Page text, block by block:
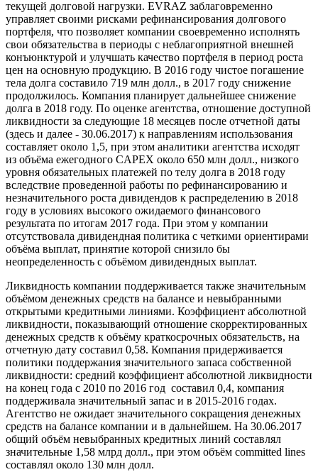
текущей долговой нагрузки. EVRAZ заблаговременно
управляет своими рисками рефинансирования долгового
портфеля, что позволяет компании своевременно исполнять
свои обязательства в периоды с неблагоприятной внешней
конъюнктурой и улучшать качество портфеля в период роста
цен на основную продукцию. В 2016 году чистое погашение
тела долга составило 719 млн долл., в 2017 году снижение
продолжилось. Компания планирует дальнейшее снижение
долга в 2018 году. По оценке агентства, отношение доступной
ликвидности за следующие 18 месяцев после отчетной даты
(здесь и далее - 30.06.2017) к направлениям использования
составляет около 1,5, при этом аналитики агентства исходят
из объёма ежегодного CAPEX около 650 млн долл., низкого
уровня обязательных платежей по телу долга в 2018 году
вследствие проведенной работы по рефинансированию и
незначительного роста дивидендов к распределению в 2018
году в условиях высокого ожидаемого финансового
результата по итогам 2017 года. При этом у компании
отсутствовала дивидендная политика с четкими ориентирами
объёма выплат, принятие которой снизило бы
неопределенность с объёмом дивидендных выплат.
Ликвидность компании поддерживается также значительным
объёмом денежных средств на балансе и невыбранными
открытыми кредитными линиями. Коэффициент абсолютной
ликвидности, показывающий отношение скорректированных
денежных средств к объёму краткосрочных обязательств, на
отчетную дату составил 0,58. Компания придерживается
политики поддержания значительного запаса собственной
ликвидности: средний коэффициент абсолютной ликвидности
на конец года с 2010 по 2016 год составил 0,4, компания
поддерживала значительный запас и в 2015-2016 годах.
Агентство не ожидает значительного сокращения денежных
средств на балансе компании и в дальнейшем. На 30.06.2017
общий объём невыбранных кредитных линий составлял
значительные 1,58 млрд долл., при этом объём committed lines
составлял около 130 млн долл.